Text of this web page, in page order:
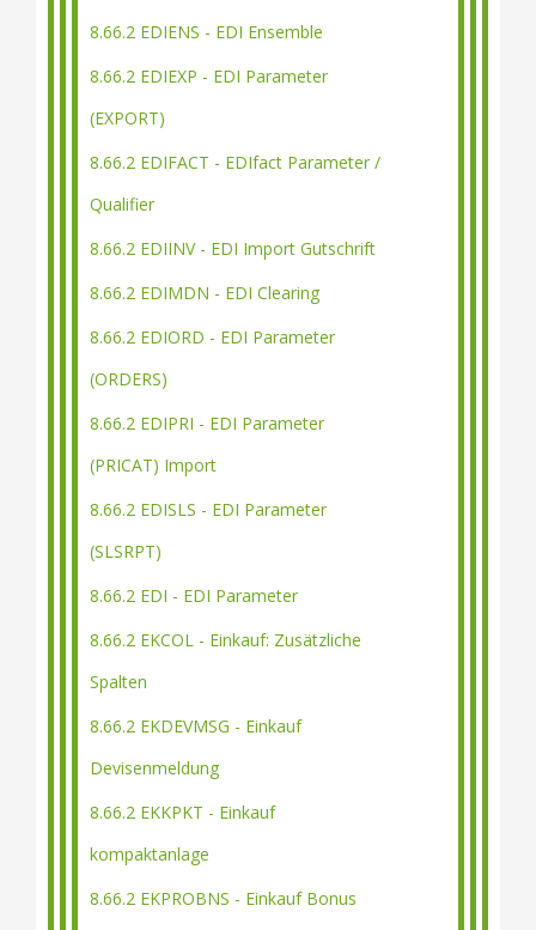
8.66.2 EDIENS - EDI Ensemble
8.66.2 EDIEXP - EDI Parameter
(EXPORT)
8.66.2 EDIFACT - EDIfact Parameter /
Qualifier
8.66.2 EDIINV - EDI Import Gutschrift
8.66.2 EDIMDN - EDI Clearing
8.66.2 EDIORD - EDI Parameter
(ORDERS)
8.66.2 EDIPRI - EDI Parameter
(PRICAT) Import
8.66.2 EDISLS - EDI Parameter
(SLSRPT)
8.66.2 EDI - EDI Parameter
8.66.2 EKCOL - Einkauf: Zusätzliche
Spalten
8.66.2 EKDEVMSG - Einkauf
Devisenmeldung
8.66.2 EKKPKT - Einkauf
kompaktanlage
8.66.2 EKPROBNS - Einkauf Bonus